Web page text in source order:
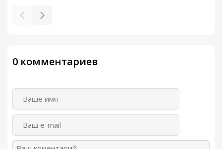
0 комментариев